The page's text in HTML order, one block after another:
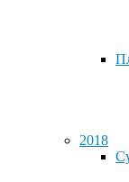
2018